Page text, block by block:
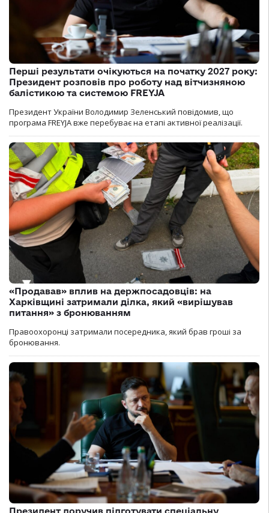
Перші результати очікуються на початку 2027 року:
Президент розповів про роботу над вітчизняною
балістикою та системою FREYJA
Президент України Володимир Зеленський повідомив, що
програма FREYJA вже перебуває на етапі активної реалізації.
«Продавав» вплив на держпосадовців: на
Харківщині затримали ділка, який «вирішував
питання» з бронюванням
Правоохоронці затримали посередника, який брав гроші за
бронювання.
Президент доручив підготувати спеціальну